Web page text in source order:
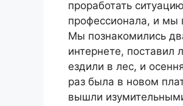
проработать
профессионала, и мы
Мы познакомились
интернете, поставил
ездили в лес, и
раз была в новом
вышли